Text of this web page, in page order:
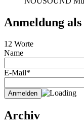
Anmeldung
12 Worte
Name
E-Mail*
Archiv